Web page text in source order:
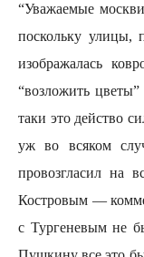
“Уважаемые
поскольку улицы,
изображалась
“возложить
таки это действо
уж во всяком
провозгласил на
Костровым —
с Тургеневым не